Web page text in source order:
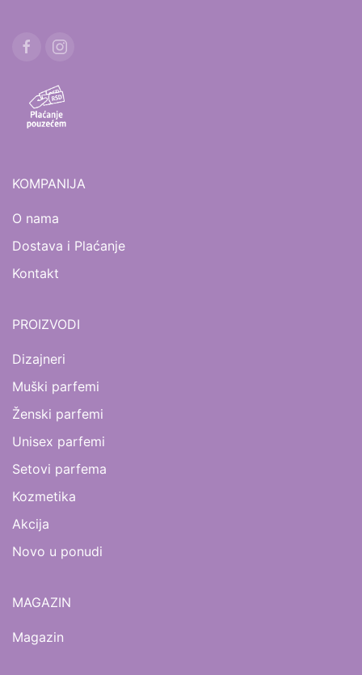
KOMPANIJA
O nama
Dostava i Plaćanje
Kontakt
PROIZVODI
Dizajneri
Muški parfemi
Ženski parfemi
Unisex parfemi
Setovi parfema
Kozmetika
Akcija
Novo u ponudi
MAGAZIN
Magazin